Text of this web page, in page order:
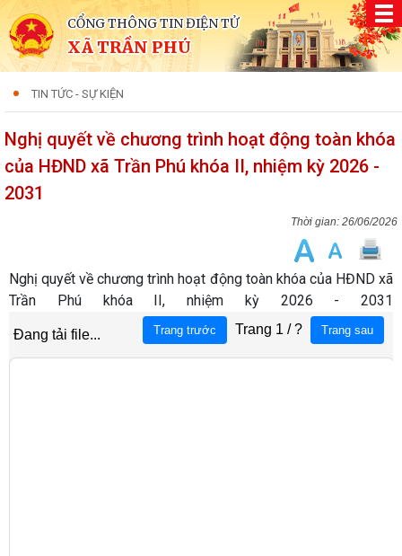
CỔNG THÔNG TIN ĐIỆN TỬ
XÃ TRẦN PHÚ
TIN TỨC - SỰ KIỆN
Nghị quyết về chương trình hoạt động toàn khóa
của HĐND xã Trần Phú khóa II, nhiệm kỳ 2026 -
2031
26/06/2026
Nghị quyết về chương trình hoạt động toàn khóa của HĐND xã
Trần Phú khóa II, nhiệm kỳ 2026 - 2031